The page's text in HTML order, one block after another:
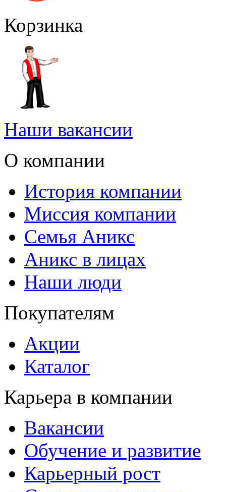
Корзинка
Наши вакансии
О компании
История компании
Миссия компании
Семья Аникс
Аникс в лицах
Наши люди
Покупателям
Акции
Каталог
Карьера в компании
Вакансии
Обучение и развитие
Карьерный рост